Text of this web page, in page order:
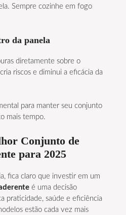
Sempre cozinhe em fogo
da panela
diretamente sobre o
riscos e diminui a eficácia da
para manter seu conjunto
mais tempo.
Conjunto de
para 2025
fica claro que investir em um
é uma decisão
praticidade, saúde e eficiência
estão cada vez mais